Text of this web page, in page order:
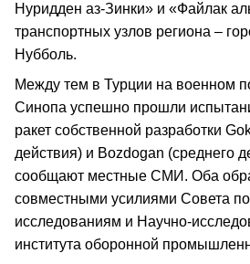
Нуридден аз-Зинки» и «Файлак
транспортных узлов региона –
Нубболь.
Между тем в Турции на военном
Синопа успешно прошли
ракет собственной разработки
действия) и Bozdogan (среднего
сообщают местные СМИ. Оба
совместными усилиями Совета
исследованиям и Научно-
института оборонной